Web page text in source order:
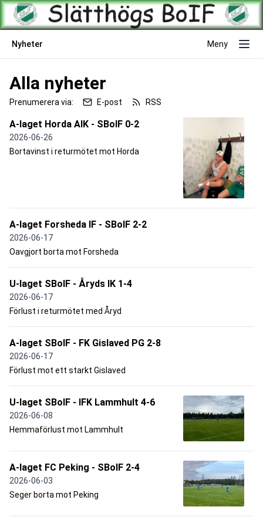
Nyheter Meny
Alla nyheter
Prenumerera via: E-post RSS
A-laget Horda AIK - SBoIF 0-2
2026-06-26
Bortavinst i returmötet mot Horda
A-laget Forsheda IF - SBoIF 2-2
2026-06-17
Oavgjort borta mot Forsheda
U-laget SBoIF - Åryds IK 1-4
2026-06-17
Förlust i returmötet med Åryd
A-laget SBoIF - FK Gislaved PG 2-8
2026-06-17
Förlust mot ett starkt Gislaved
U-laget SBoIF - IFK Lammhult 4-6
2026-06-08
Hemmaförlust mot Lammhult
A-laget FC Peking - SBoIF 2-4
2026-06-03
Seger borta mot Peking